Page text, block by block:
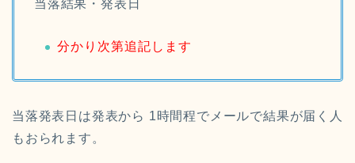
当落結果・発表日
分かり次第追記します
当落発表日は発表から 1時間程でメールで結果が届く人
もおられます。